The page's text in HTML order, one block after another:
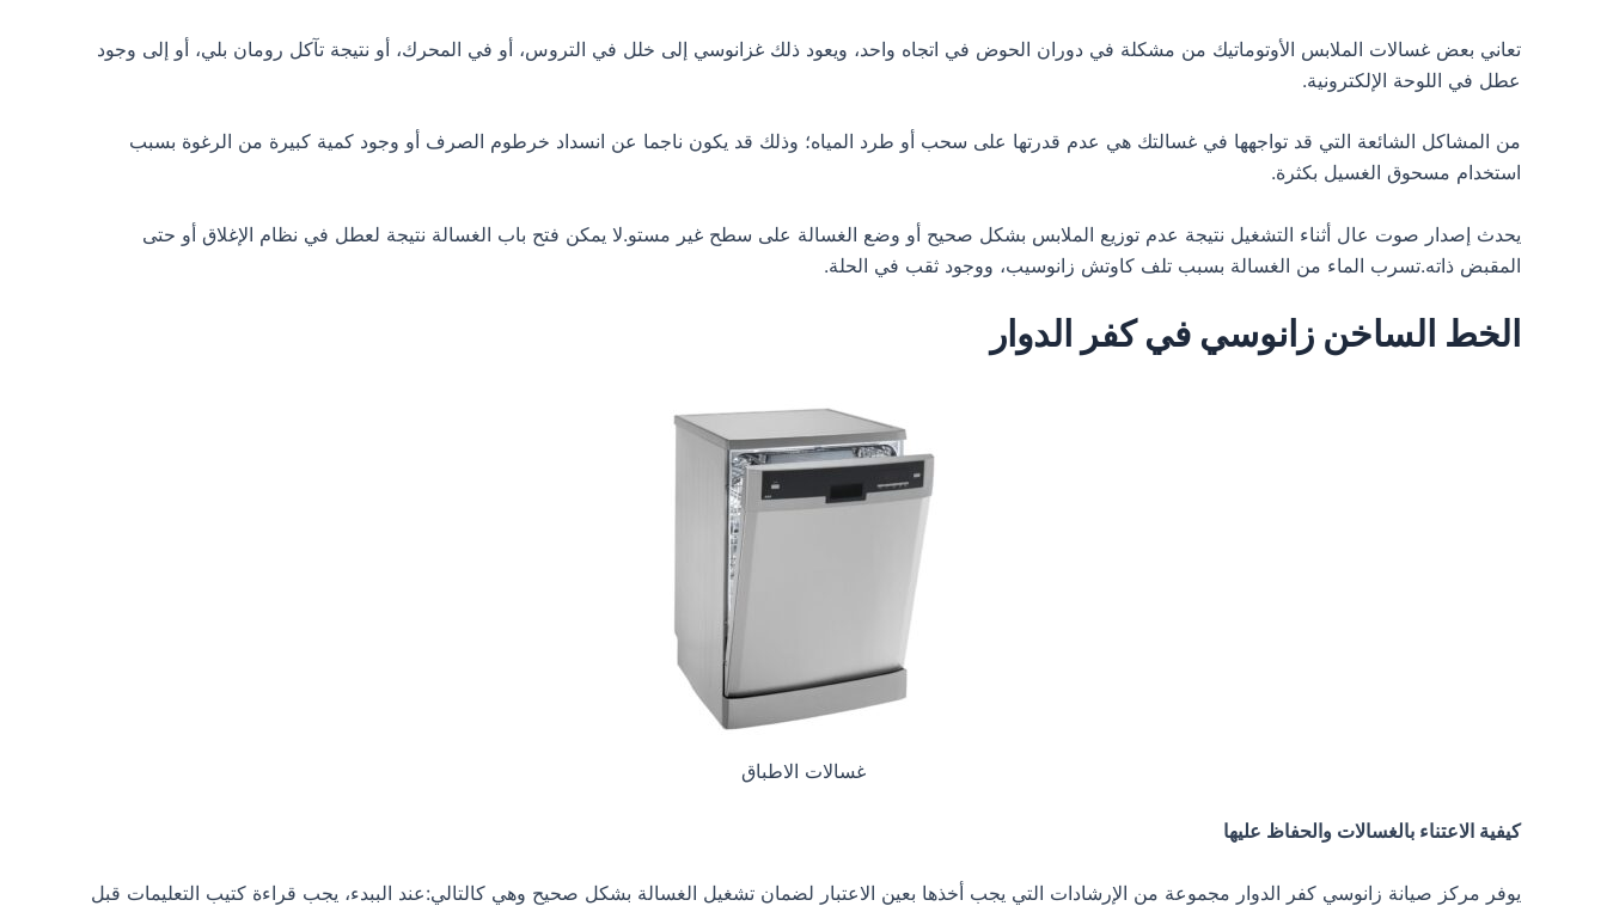
تعاني بعض غسالات الملابس الأوتوماتيك من مشكلة في دوران الحوض في اتجاه واحد، ويعود ذلك غزانوسي إلى خلل في التروس، أو في المحرك، أو نتيجة تآكل رومان بلي، أو إلى وجود
عطل في اللوحة الإلكترونية.
من المشاكل الشائعة التي قد تواجهها في غسالتك هي عدم قدرتها على سحب أو طرد المياه؛ وذلك قد يكون ناجما عن انسداد خرطوم الصرف أو وجود كمية كبيرة من الرغوة بسبب
استخدام مسحوق الغسيل بكثرة.
يحدث إصدار صوت عال أثناء التشغيل نتيجة عدم توزيع الملابس بشكل صحيح أو وضع الغسالة على سطح غير مستو.لا يمكن فتح باب الغسالة نتيجة لعطل في نظام الإغلاق أو حتى
المقبض ذاته.تسرب الماء من الغسالة بسبب تلف كاوتش زانوسيب، ووجود ثقب في الحلة.
الخط الساخن زانوسي في كفر الدوار
غسالات الاطباق
كيفية الاعتناء بالغسالات والحفاظ عليها
يوفر مركز صيانة زانوسي كفر الدوار مجموعة من الإرشادات التي يجب أخذها بعين الاعتبار لضمان تشغيل الغسالة بشكل صحيح وهي كالتالي:عند الببدء، يجب قراءة كتيب التعليمات قبل